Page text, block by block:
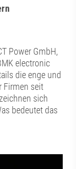
Power GmbH,
electronic
die enge und
Firmen seit
sich
bedeutet das